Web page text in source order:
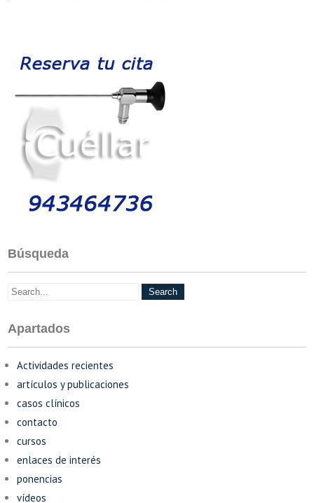
Búsqueda
Apartados
Actividades recientes
artículos y publicaciones
casos clínicos
contacto
cursos
enlaces de interés
ponencias
vídeos